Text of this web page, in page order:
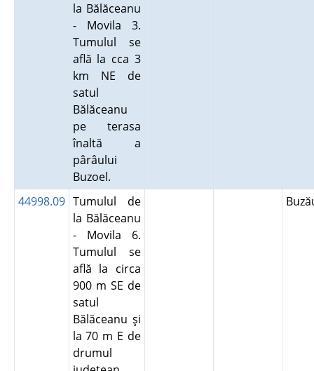
la Bălăceanu
- Movila 3.
Tumulul se
află la cca 3
km NE de
satul
Bălăceanu
pe terasa
înaltă a
pârâului
Buzoel.
44998.09 Tumulul de
la Bălăceanu
- Movila 6.
Tumulul se
află la circa
900 m SE de
satul
Bălăceanu şi
la 70 m E de
drumul